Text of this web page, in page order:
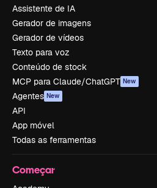
Assistente de IA
Gerador de imagens
Gerador de vídeos
Texto para voz
Conteúdo de stock
MCP para Claude/ChatGPT New
Agentes New
API
App móvel
Todas as ferramentas
Começar